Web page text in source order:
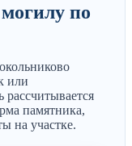
по
или
рассчитывается
памятника,
на участке.